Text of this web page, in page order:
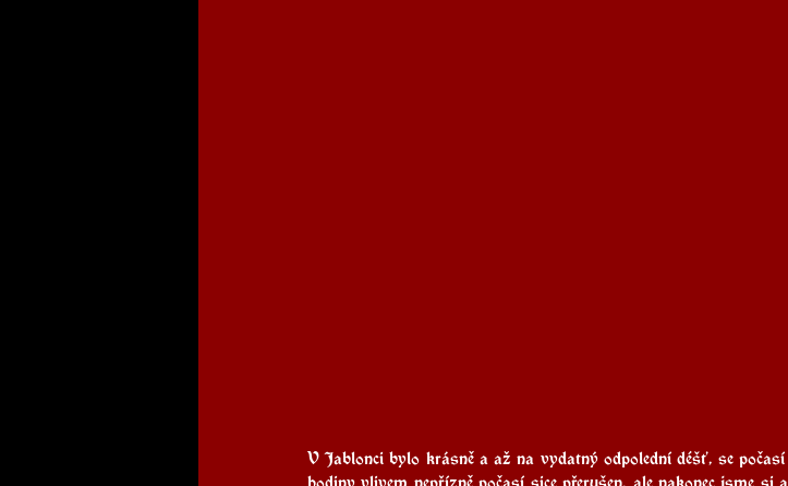
V Jablonci bylo krásně a až na vydatný odpolední déšť, se
hodiny vlivem nepřízně počasí sice přerušen, ale nakonec jsme